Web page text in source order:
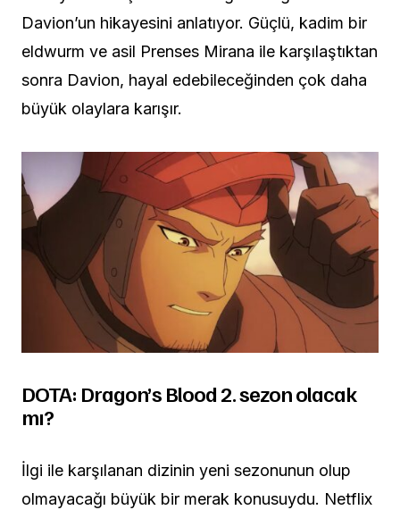
Davion’un hikayesini anlatıyor. Güçlü, kadim bir
eldwurm ve asil Prenses Mirana ile karşılaştıktan
sonra Davion, hayal edebileceğinden çok daha
büyük olaylara karışır.
DOTA: Dragon’s Blood 2. sezon olacak
mı?
İlgi ile karşılanan dizinin yeni sezonunun olup
olmayacağı büyük bir merak konusuydu. Netflix